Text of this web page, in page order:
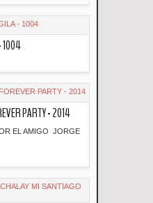
1004
PARTY - 2014
EL AMIGO JORGE